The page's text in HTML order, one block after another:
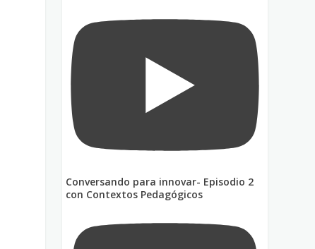
Conversando para innovar- Episodio 2
con Contextos Pedagógicos